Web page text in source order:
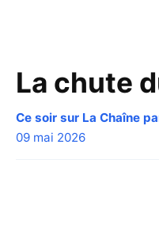
La chute
Ce soir sur La Chaîne
09 mai 2026